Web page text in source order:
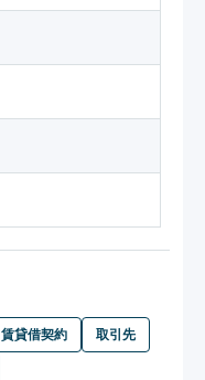
賃貸借契約 取引先